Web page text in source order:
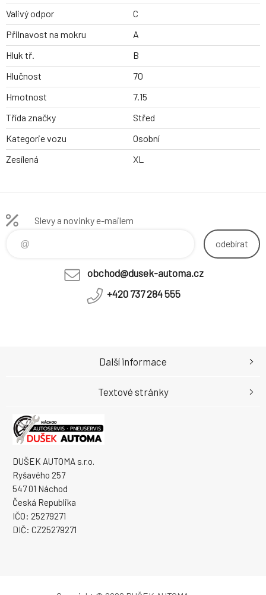
Valivý odpor
C
Přilnavost na mokru
A
Hluk tř.
B
Hlučnost
70
Hmotnost
7.15
Třída značky
Střed
Kategorie vozu
Osobní
Zesílená
XL
Slevy a novinky e-mailem
odebírat
obchod@dusek-automa.cz
+420 737 284 555
DUŠEK AUTOMA s.r.o.
Ryšavého 257
547 01 Náchod
Česká Republika
IČO: 25279271
DIČ: CZ25279271
Další informace
Textové stránky